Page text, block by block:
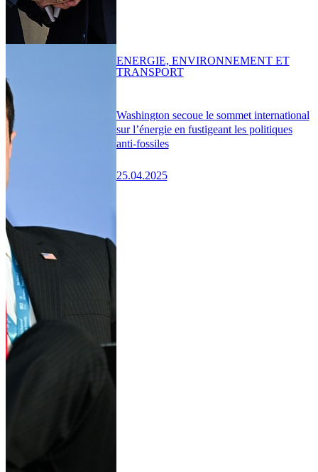
Washington secoue le sommet international
sur l’énergie en fustigeant les politiques
anti-fossiles
25.04.2025
ENERGIE, ENVIRONNEMENT ET
TRANSPORT